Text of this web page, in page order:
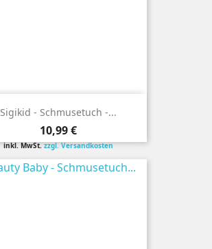
Sigikid - Schmusetuch -...
Preis
10,99 €
inkl. MwSt.zzgl. Versandkosten